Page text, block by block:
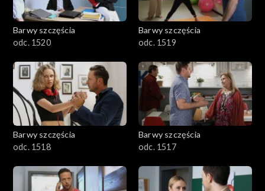
Barwy szczęścia
odc. 1520
Barwy szczęścia
odc. 1519
Barwy szczęścia
odc. 1518
Barwy szczęścia
odc. 1517